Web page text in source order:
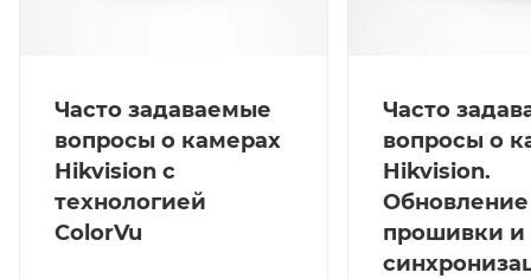
Часто задаваемые
вопросы о камерах
Hikvision с
технологией
ColorVu
Часто
вопросы о
Hikvision.
Обновление
прошивки и